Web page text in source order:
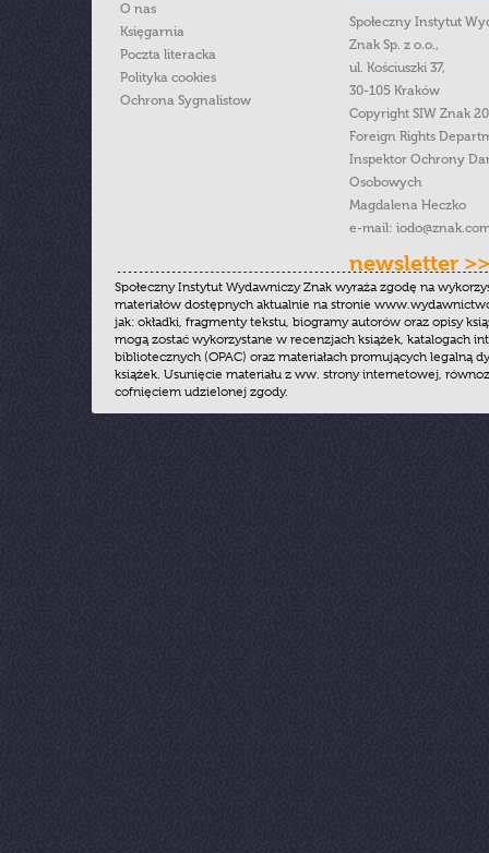
O nas
Księgarnia
Poczta literacka
Polityka cookies
Ochrona Sygnalistow
Społeczny Instytut
Znak Sp. z o.o.,
ul. Kościuszki 37,
30-105 Kraków
Copyright SIW Znak
Foreign Rights
Inspektor Ochrony
Osobowych
Magdalena Heczko
e-mail:
newsletter >>
Społeczny Instytut Wydawniczy Znak wyraża zgodę na
materiałów dostępnych aktualnie na stronie
jak: okładki, fragmenty tekstu, biogramy autorów oraz opisy
mogą zostać wykorzystane w recenzjach książek, katalogach
bibliotecznych (OPAC) oraz materiałach promujących legalną
książek. Usunięcie materiału z ww. strony internetowej,
cofnięciem udzielonej zgody.